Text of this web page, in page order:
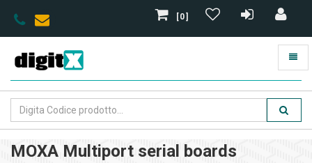
[0]
MOXA Multiport serial boards